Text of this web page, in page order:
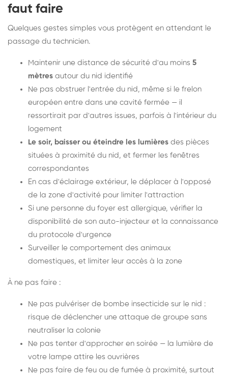
faut faire
Quelques gestes simples vous protègent en attendant le
passage du technicien.
Maintenir une distance de sécurité d'au moins 5
mètres autour du nid identifié
Ne pas obstruer l'entrée du nid, même si le frelon
européen entre dans une cavité fermée — il
ressortirait par d'autres issues, parfois à l'intérieur du
logement
Le soir, baisser ou éteindre les lumières des pièces
situées à proximité du nid, et fermer les fenêtres
correspondantes
En cas d'éclairage extérieur, le déplacer à l'opposé
de la zone d'activité pour limiter l'attraction
Si une personne du foyer est allergique, vérifier la
disponibilité de son auto-injecteur et la connaissance
du protocole d'urgence
Surveiller le comportement des animaux
domestiques, et limiter leur accès à la zone
À ne pas faire :
Ne pas pulvériser de bombe insecticide sur le nid :
risque de déclencher une attaque de groupe sans
neutraliser la colonie
Ne pas tenter d'approcher en soirée — la lumière de
votre lampe attire les ouvrières
Ne pas faire de feu ou de fumée à proximité, surtout